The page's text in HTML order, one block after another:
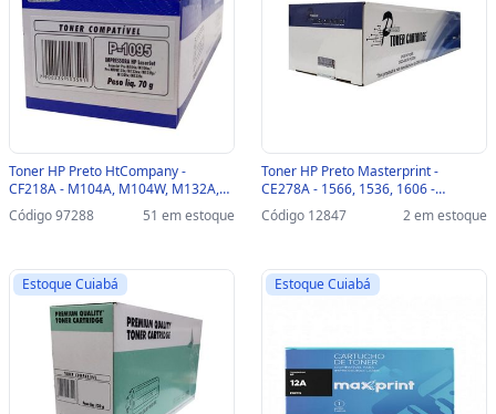
Toner HP Preto HtCompany -
CF218A - M104A, M104W, M132A,
M132NW, M132FP, M132FW,
M132FN - 205010174
Código 97288 51 em estoque
Toner HP Preto Masterprint -
CE278A - 1566, 1536, 1606 -
204010150
Código 12847 2 em estoque
Estoque Cuiabá Estoque Cuiabá